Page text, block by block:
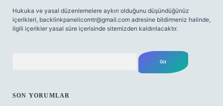
Hukuka ve yasal düzenlemelere aykırı olduğunu düşündüğünüz
içerikleri, backlinkpanelicomtr@gmail.com adresine bildirmeniz halinde,
ilgili içerikler yasal süre içerisinde sitemizden kaldırılacaktır.
SON YORUMLAR